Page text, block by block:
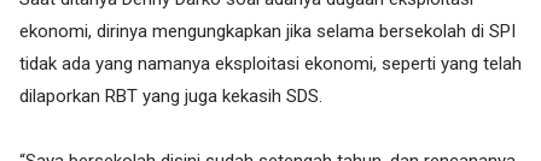
ekonomi, dirinya mengungkapkan jika selama bersekolah di SPI
tidak ada yang namanya eksploitasi ekonomi, seperti yang telah
dilaporkan RBT yang juga kekasih SDS.